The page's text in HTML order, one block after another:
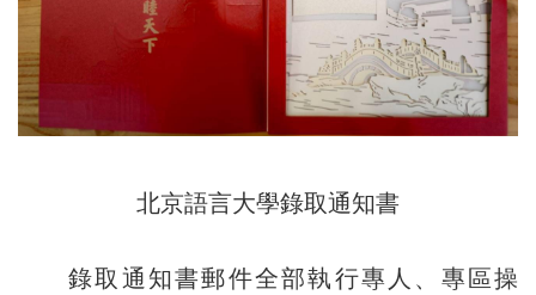
北京語言大學錄取通知書
錄取通知書郵件全部執行專人、專區操